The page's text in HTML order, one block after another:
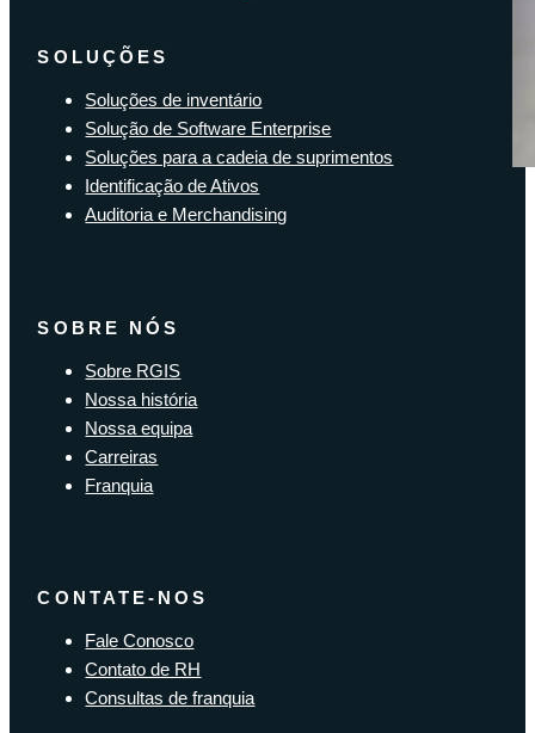
SOLUÇÕES
Soluções de inventário
Solução de Software Enterprise
Soluções para a cadeia de suprimentos
Identificação de Ativos
Auditoria e Merchandising
SOBRE NÓS
Sobre RGIS
Nossa história
Nossa equipa
Carreiras
Franquia
CONTATE-NOS
Fale Conosco
Contato de RH
Consultas de franquia